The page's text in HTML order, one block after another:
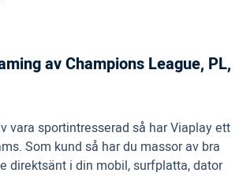
av Champions League, PL,
vara sportintresserad så har Viaplay ett
Som kund så har du massor av bra
direktsänt i din mobil, surfplatta, dator